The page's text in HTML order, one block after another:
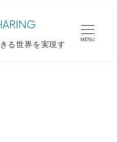
る世界を実現す MENU